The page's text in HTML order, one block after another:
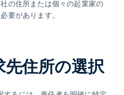
の住所または個々の起業家の
要があります。
先住所の選択